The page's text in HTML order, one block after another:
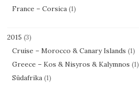
France – Corsica (1)
2015 (3)
Cruise – Morocco & Canary Islands (1)
Greece – Kos & Nisyros & Kalymnos (1)
Südafrika (1)